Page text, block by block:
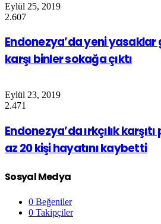
Eylül 25, 2019
2.607
Endonezya’da yeni
karşı binler sokağa çıktı
Eylül 23, 2019
2.471
Endonezya’da ırkçılık
az 20 kişi hayatını kaybetti
Sosyal Medya
0 Beğeniler
0 Takipçiler